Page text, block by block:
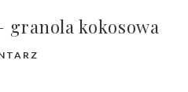
granola kokosowa